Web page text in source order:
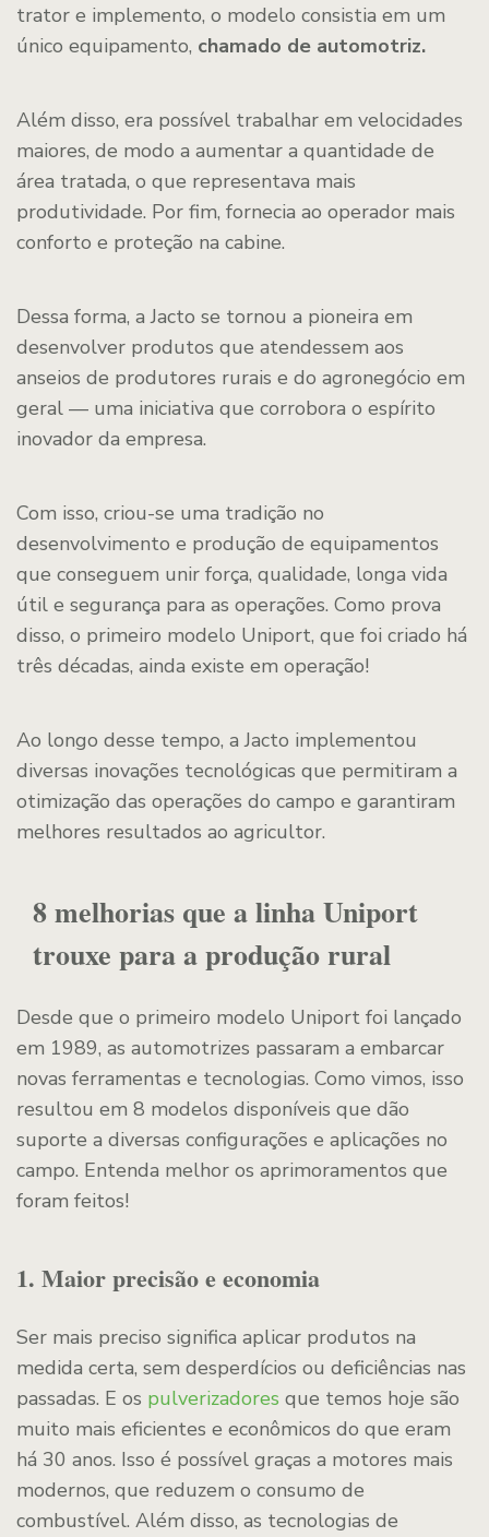
trator e implemento, o modelo consistia em um
único equipamento, chamado de automotriz.
Além disso, era possível trabalhar em velocidades
maiores, de modo a aumentar a quantidade de
área tratada, o que representava mais
produtividade. Por fim, fornecia ao operador mais
conforto e proteção na cabine.
Dessa forma, a Jacto se tornou a pioneira em
desenvolver produtos que atendessem aos
anseios de produtores rurais e do agronegócio em
geral — uma iniciativa que corrobora o espírito
inovador da empresa.
Com isso, criou-se uma tradição no
desenvolvimento e produção de equipamentos
que conseguem unir força, qualidade, longa vida
útil e segurança para as operações. Como prova
disso, o primeiro modelo Uniport, que foi criado há
três décadas, ainda existe em operação!
Ao longo desse tempo, a Jacto implementou
diversas inovações tecnológicas que permitiram a
otimização das operações do campo e garantiram
melhores resultados ao agricultor.
8 melhorias que a linha Uniport
trouxe para a produção rural
Desde que o primeiro modelo Uniport foi lançado
em 1989, as automotrizes passaram a embarcar
novas ferramentas e tecnologias. Como vimos, isso
resultou em 8 modelos disponíveis que dão
suporte a diversas configurações e aplicações no
campo. Entenda melhor os aprimoramentos que
foram feitos!
1. Maior precisão e economia
Ser mais preciso significa aplicar produtos na
medida certa, sem desperdícios ou deficiências nas
passadas. E os pulverizadores que temos hoje são
muito mais eficientes e econômicos do que eram
há 30 anos. Isso é possível graças a motores mais
modernos, que reduzem o consumo de
combustível. Além disso, as tecnologias de